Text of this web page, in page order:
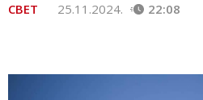
СВЕТ 25.11.2024. 22:08